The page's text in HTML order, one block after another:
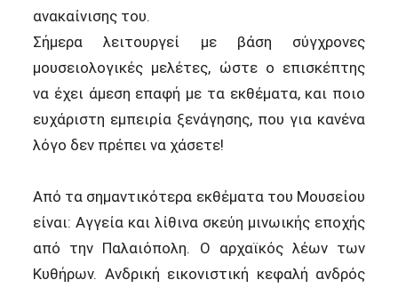
ανακαίνισης του.
Σήμερα λειτουργεί με βάση σύγχρονες
μουσειολογικές μελέτες, ώστε ο επισκέπτης
να έχει άμεση επαφή με τα εκθέματα, και ποιο
ευχάριστη εμπειρία ξενάγησης, που για κανένα
λόγο δεν πρέπει να χάσετε!
Από τα σημαντικότερα εκθέματα του Μουσείου
είναι: Αγγεία και λίθινα σκεύη μινωικής εποχής
από την Παλαιόπολη. Ο αρχαϊκός λέων των
Κυθήρων. Ανδρική εικονιστική κεφαλή ανδρός